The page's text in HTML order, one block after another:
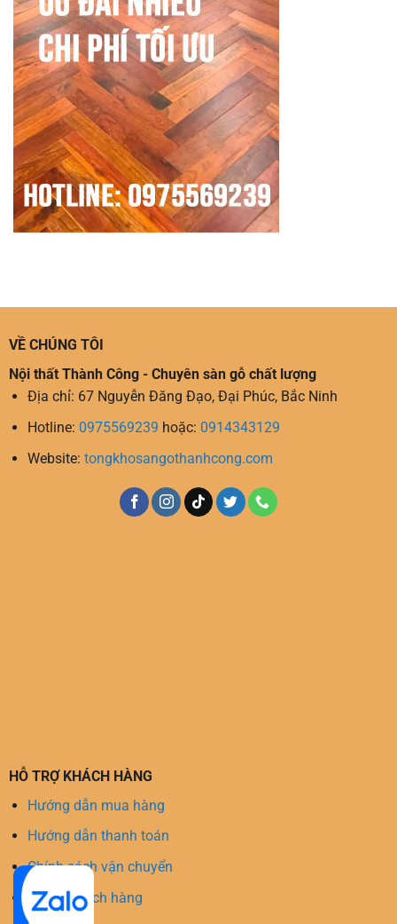
VỀ CHÚNG TÔI
Nội thất Thành Công - Chuyên sàn gỗ chất lượng
Địa chỉ: 67 Nguyễn Đăng Đạo, Đại Phúc, Bắc Ninh
Hotline: 0975569239 hoặc: 0914343129
Website: tongkhosangothanhcong.com
HỖ TRỢ KHÁCH HÀNG
Hướng dẫn mua hàng
Hướng dẫn thanh toán
Chính sách vận chuyển
Hỗ trợ khách hàng